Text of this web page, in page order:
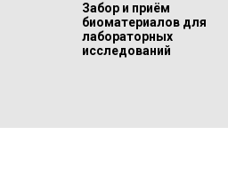
Забор и приём
биоматериалов для
лабораторных
исследований